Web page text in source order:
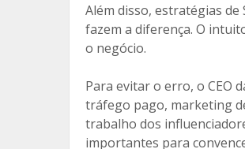
Além disso, estratégias
fazem a diferença. O
o negócio.
Para evitar o erro, o CEO
tráfego pago, marketing
trabalho dos
importantes para